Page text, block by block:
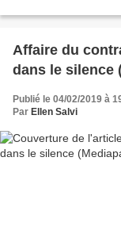
Affaire du
dans le silence
Publié le 04/02/2019 à
Par Ellen Salvi